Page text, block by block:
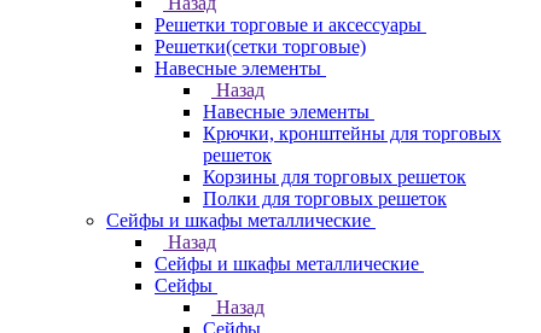
Решетки торговые и аксессуары
Решетки(сетки торговые)
Навесные элементы
Назад
Навесные элементы
Крючки, кронштейны для торговых
решеток
Корзины для торговых решеток
Полки для торговых решеток
Сейфы и шкафы металлические
Назад
Сейфы и шкафы металлические
Сейфы
Назад
Сейфы